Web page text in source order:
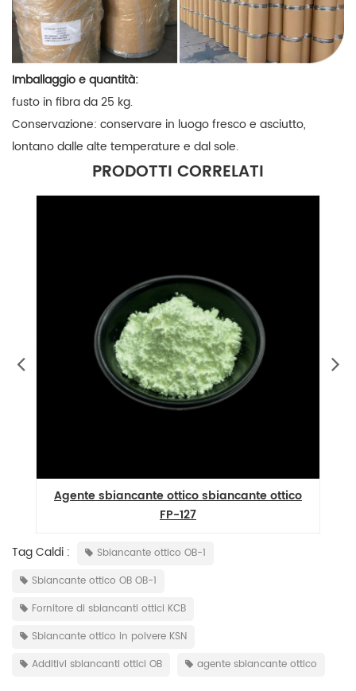
Imballaggio e quantità:
fusto in fibra da 25 kg.
Conservazione: conservare in luogo fresco e asciutto,
lontano dalle alte temperature e dal sole.
PRODOTTI CORRELATI
Agente sbiancante ottico sbiancante ottico
FP-127
Tag Caldi :
Sbiancante ottico OB-1
Sbiancante ottico OB OB-1
Fornitore di sbiancanti ottici KCB
Sbiancante ottico in polvere KSN
Additivi sbiancanti ottici OB
agente sbiancante ottico